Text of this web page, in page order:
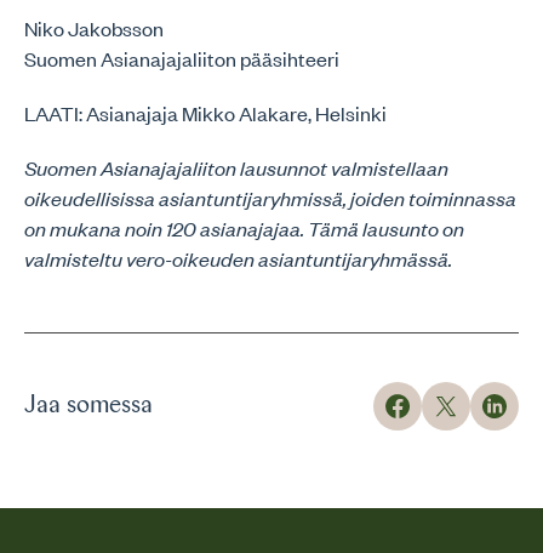
Niko Jakobsson
Suomen Asianajajaliiton pääsihteeri
LAATI: Asianajaja Mikko Alakare, Helsinki
Suomen Asianajajaliiton lausunnot valmistellaan
oikeudellisissa asiantuntijaryhmissä, joiden toiminnassa
on mukana noin 120 asianajajaa. Tämä lausunto on
valmisteltu vero-oikeuden asiantuntijaryhmässä.
Jaa somessa